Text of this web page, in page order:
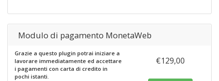
Modulo di pagamento MonetaWeb
Grazie a questo plugin potrai iniziare a
lavorare immediatamente ed accettare
i pagamenti con carta di credito in
pochi istanti.
€129,00